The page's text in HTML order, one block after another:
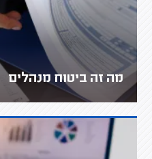
מה זה ביטוח מנהלים